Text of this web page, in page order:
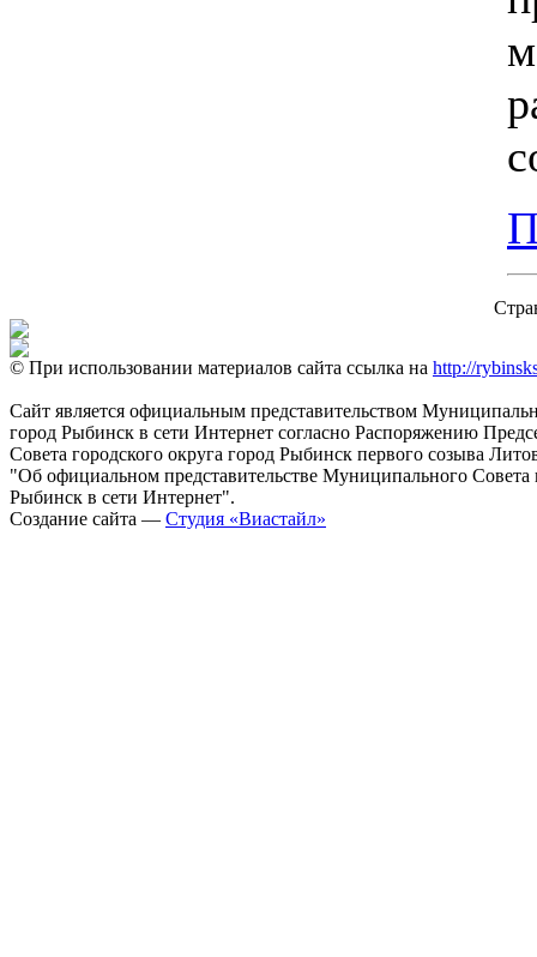
© При использовании материалов сайта ссылка на http://
Сайт является официальным представительством
город Рыбинск в сети Интернет согласно Распоряжению
Совета городского округа город Рыбинск первого созыва
"Об официальном представительстве Муниципального Совета
Рыбинск в сети Интернет".
Создание сайта — Студия «Виастайл»